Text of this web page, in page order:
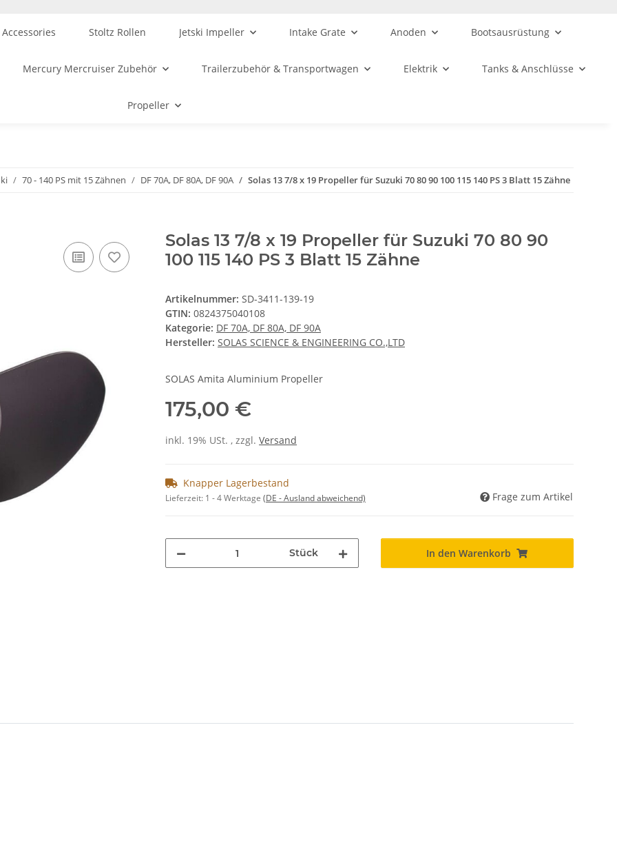
Accessories Stoltz Rollen Jetski Impeller Intake Grate Anoden Bootsausrüstung
Mercury Mercruiser Zubehör Trailerzubehör & Transportwagen Elektrik Tanks & Anschlüsse
Propeller
70 - 140 PS mit 15 Zähnen DF 70A, DF 80A, DF 90A Solas 13 7/8 x 19 Propeller für Suzuki 70 80 90 100 115 140 PS 3 Blatt 15 Zähne
Solas 13 7/8 x 19 Propeller für Suzuki 70 80 90
100 115 140 PS 3 Blatt 15 Zähne
Artikelnummer: SD-3411-139-19
GTIN: 0824375040108
Kategorie: DF 70A, DF 80A, DF 90A
Hersteller: SOLAS SCIENCE & ENGINEERING CO.,LTD
SOLAS Amita Aluminium Propeller
175,00 €
inkl. 19% USt. , zzgl. Versand
Knapper Lagerbestand
Lieferzeit: 1 - 4 Werktage (DE - Ausland abweichend) Frage zum Artikel
Stück In den Warenkorb